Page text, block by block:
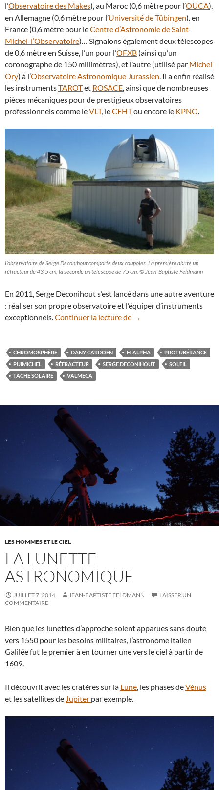
l’Observatoire des Makes), au Maroc (0,6 mètre pour l’OUCA),
en Allemagne (0,6 mètre pour l’Université de Tübingen), en
France (0,6 mètre pour leCentre d’Astronomie de Saint-
Michel-l’Observatoire)… Signalons également deux télescopes
de 0,6 mètre en Suisse, l’un pour l’OFXB (ainsi qu’un
coronographe de 150 millimètres), et l’autre (utilisé par Michel
Ory) à l’Observatoire Astronomique Jurassien. Il a enfin réalisé
les instrumentsTAROTet ROSACE, ainsi que de nombreuses
pièces mécaniques pour de prestigieux observatoires
professionnels comme leVLT, leCFHTou encore le KPNO.
L’observatoire de Serge Deconihout comporte deux coupoles. La première abrite un
réfracteur de 43,5 cm, la seconde un télescope de 75 cm. © Jean-Baptiste Feldmann
En 2011, Serge Deconihout s’est lancé dans une autre aventure
: réaliser son propre observatoire et l’équiper d’instruments
exceptionnels. Continuer la lecture de Découverte : le
→
CHROMOSPHÈRE DANY CARDOEN H-ALPHA
PROTUBÉRANCE
PUIMICHEL
RÉFRACTEUR SERGE DECONIHOUT
SOLEIL
TACHE SOLAIRE
VALMECA
LES HOMMES ET LE CIEL
LA LUNETTE
ASTRONOMIQUE
JUILLET 7, 2014 JEAN-BAPTISTE FELDMANN
LAISSER UN
COMMENTAIRE
Bien que les lunettes d’approche soient apparues sans doute
vers 1550 pour les besoins militaires, l’astronome italien
Galilée fut le premier à en tourner une vers le ciel à partir de
1609.
Il découvrit avec les cratères sur la Lune , les phases deVénus
et les satellites de Jupiter par exemple.